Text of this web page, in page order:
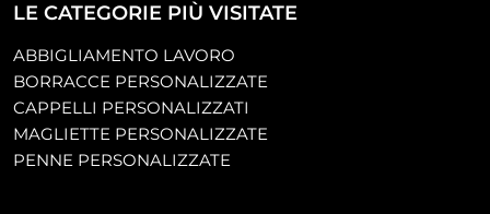
LE CATEGORIE PIÙ VISITATE
ABBIGLIAMENTO LAVORO
BORRACCE PERSONALIZZATE
CAPPELLI PERSONALIZZATI
MAGLIETTE PERSONALIZZATE
PENNE PERSONALIZZATE